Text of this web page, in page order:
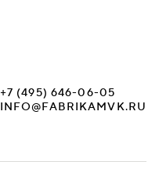
+7 (495) 646-06-05
INFO@FABRIKAMVK.RU